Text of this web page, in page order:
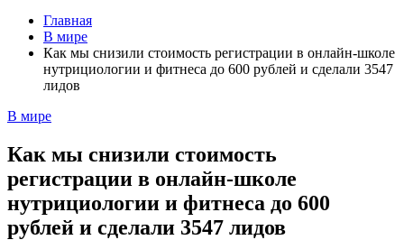
Главная
В мире
Как мы снизили стоимость регистрации в онлайн-школе
нутрициологии и фитнеса до 600 рублей и сделали 3547
лидов
В мире
Как мы снизили стоимость
регистрации в онлайн-школе
нутрициологии и фитнеса до 600
рублей и сделали 3547 лидов